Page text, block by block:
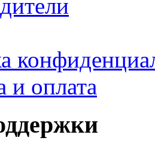
и оплата